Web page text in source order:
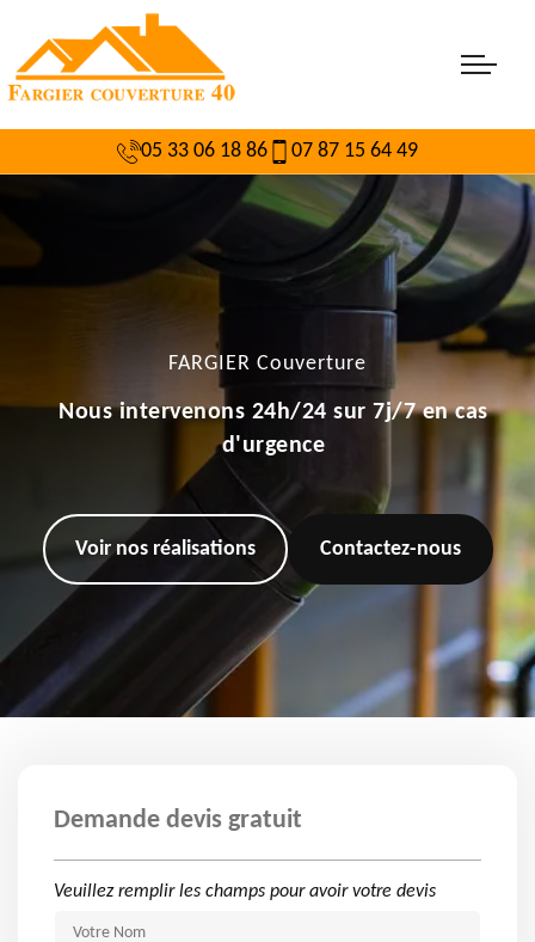
05 33 06 18 86 07 87 15 64 49
FARGIER Couverture
Nous intervenons 24h/24 sur 7j/7 en cas
d'urgence
Voir nos réalisations Contactez-nous
Demande devis gratuit
Veuillez remplir les champs pour avoir votre devis